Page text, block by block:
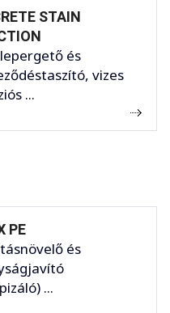
STAIN
és
vizes
...
PE
és
...